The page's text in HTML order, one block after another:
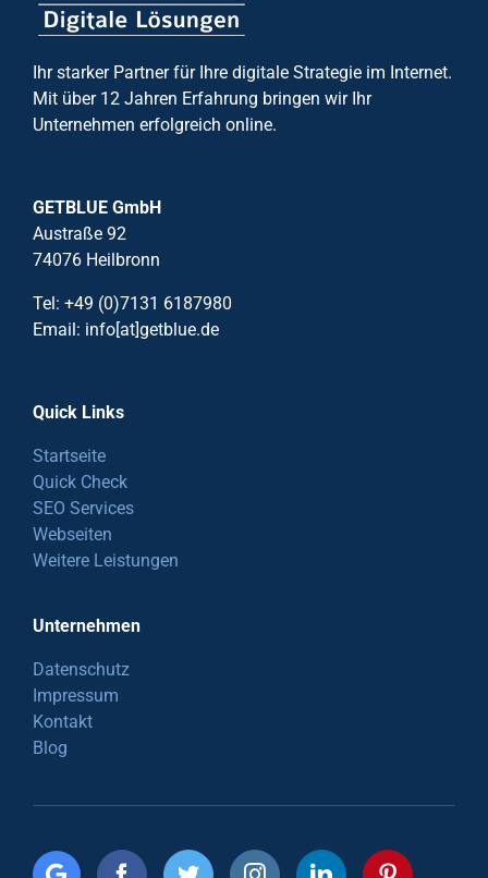
Ihr starker Partner für Ihre digitale Strategie im Internet.
Mit über 12 Jahren Erfahrung bringen wir Ihr
Unternehmen erfolgreich online.
GETBLUE GmbH
Austraße 92
74076 Heilbronn
Tel: +49 (0)7131 6187980
Email: info[at]getblue.de
Quick Links
Startseite
Quick Check
SEO Services
Webseiten
Weitere Leistungen
Unternehmen
Datenschutz
Impressum
Kontakt
Blog